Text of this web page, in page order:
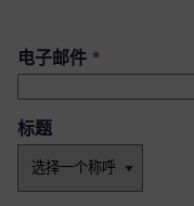
电子邮件 *
标题